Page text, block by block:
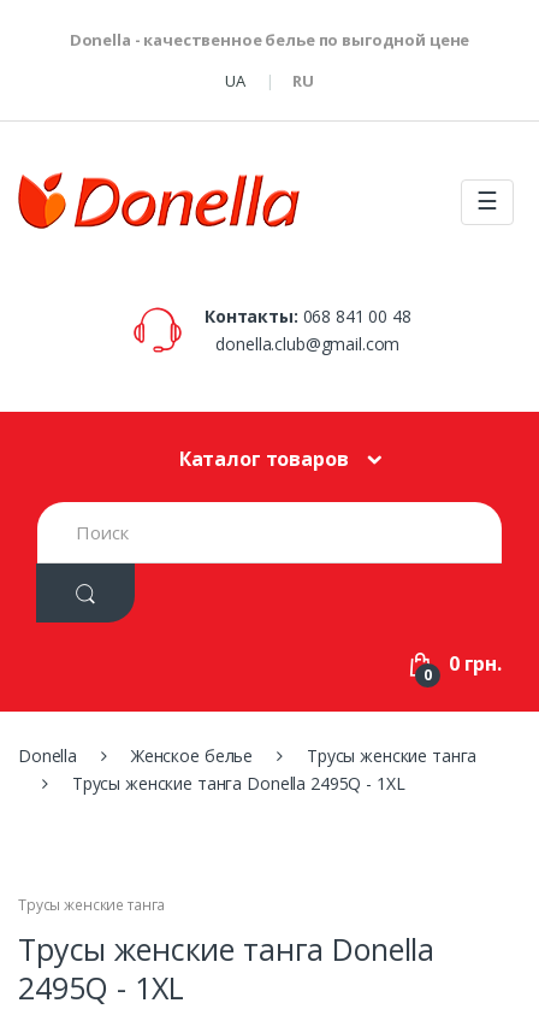
Donella - качественное белье по выгодной цене
UA
RU
☰
Контакты: 068 841 00 48
donella.club@gmail.com
Каталог товаров
S
e
h
:
0 0 грн.
Donella Женское белье
Трусы женские танга
Трусы женские танга Donella 2495Q - 1XL
Трусы женские танга
Трусы женские танга Donella
2495Q - 1XL